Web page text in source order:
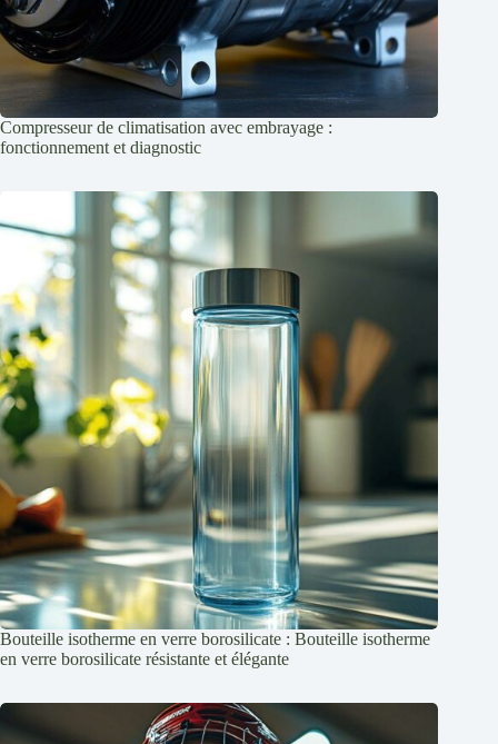
Compresseur de climatisation avec embrayage :
fonctionnement et diagnostic
Bouteille isotherme en verre borosilicate : Bouteille isotherme
en verre borosilicate résistante et élégante